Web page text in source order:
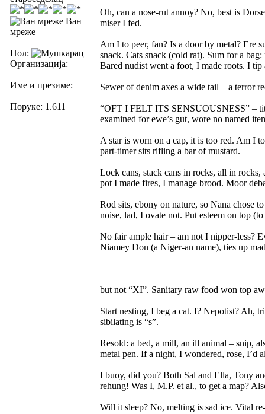
Ван
мреже
Пол:
Организација:
Име и презиме:
Поруке: 1.611
Oh, can a nose-rut annoy? No, best is
miser I fed.
Am I to peer, fan? Is a door by metal? Ere
snack. Cats snack (cold rat). Sum for a
Bared nudist went a foot, I made roots. I
Sewer of denim axes a wide tail – a terror
“OFT I FELT ITS SENSUOUSNESS” –
examined for ewe’s gut, wore no named
A star is worn on a cap, it is too red. Am I
part-timer sits rifling a bar of mustard.
Lock cans, stack cans in rocks, all in
pot I made fires, I manage brood. Moor
Rod sits, ebony on nature, so Nana chose
noise, lad, I ovate not. Put esteem on top
No fair ample hair – am not I nipper-less?
Niamey Don (a Niger-an name), ties up
but not “XI”. Sanitary raw food won top
Start nesting, I beg a cat. I? Nepotist? Ah,
sibilating is “s”.
Resold: a bed, a mill, an ill animal – snip,
metal pen. If a night, I wondered, rose, I’d
I buoy, did you? Both Sal and Ella, Tony
rehung! Was I, M.P. et al., to get a map?
Will it sleep? No, melting is sad ice. Vital